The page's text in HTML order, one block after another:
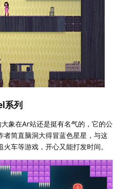
系列
象在Ar站还是挺有名气的，它的公
者简直脑洞大得冒蓝色星星，与这
车等游戏，开心又能打发时间。